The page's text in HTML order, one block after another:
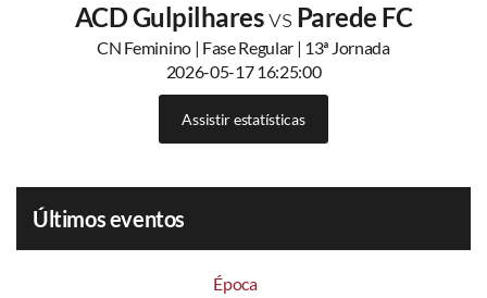
ACD Gulpilharesvs Parede FC
CN Feminino | Fase Regular | 13ª Jornada
2026-05-17 16:25:00
Assistir estatísticas
Últimos eventos
Época